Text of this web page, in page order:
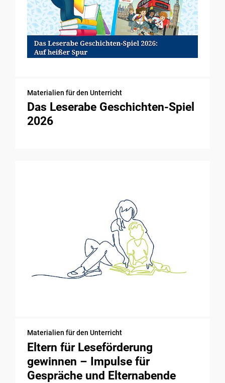
Materialien für den Unterricht
Das Leserabe Geschichten-Spiel
2026
Materialien für den Unterricht
Eltern für Leseförderung
gewinnen – Impulse für
Gespräche und Elternabende